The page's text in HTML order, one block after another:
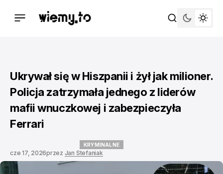
Ukrywał się w Hiszpanii i żył jak milioner.
Policja zatrzymała jednego z liderów
mafii wnuczkowej i zabezpieczyła
Ferrari
KRYMINALNE
cze 17, 2026przez Jan Stefaniak